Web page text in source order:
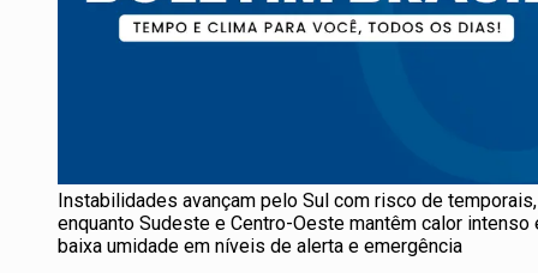
Instabilidades avançam pelo Sul com risco de temporais,
enquanto Sudeste e Centro-Oeste mantêm calor intenso
baixa umidade em níveis de alerta e emergência